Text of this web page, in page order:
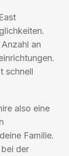
an
schnell
also eine
Familie.
der